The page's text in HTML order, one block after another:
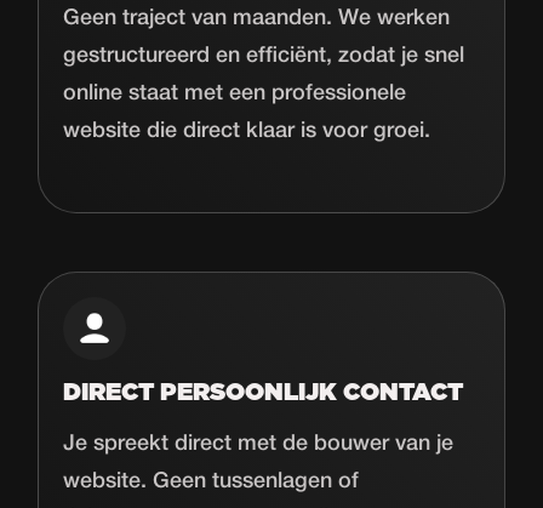
Geen traject van maanden. We werken
gestructureerd en efficiënt, zodat je snel
online staat met een professionele
website die direct klaar is voor groei.
DIRECT PERSOONLIJK CONTACT
Je spreekt direct met de bouwer van je
website. Geen tussenlagen of